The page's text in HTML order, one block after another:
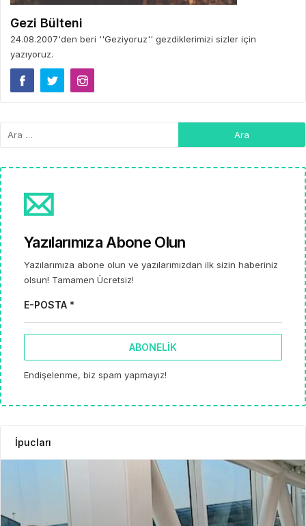
Gezi Bülteni
24.08.2007'den beri ''Geziyoruz'' gezdiklerimizi sizler için
yazıyoruz.
Yazılarımıza Abone Olun
Yazılarımıza abone olun ve yazılarımızdan ilk sizin haberiniz
olsun! Tamamen Ücretsiz!
E-POSTA *
ABONELIK
Endişelenme, biz spam yapmayız!
İpucları